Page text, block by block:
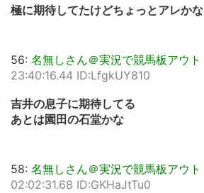
極に期待してたけどちょっとアレかな
56: 名無しさん＠実況で競馬板アウト
23:40:16.44 ID:LfgkUY810
吉井の息子に期待してる
あとは園田の石堂かな
58: 名無しさん＠実況で競馬板アウト
02:02:31.68 ID:GKHaJtTu0